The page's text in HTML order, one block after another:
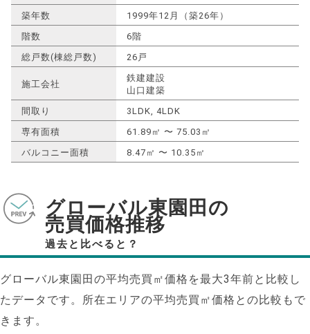
築年数
1999年12月（築26年）
階数
6階
総戸数(棟総戸数)
26戸
施工会社
鉄建建設
山口建築
間取り
3LDK, 4LDK
専有面積
61.89㎡ 〜 75.03㎡
バルコニー面積
8.47㎡ 〜 10.35㎡
グローバル東園田の
売買価格推移
過去と比べると？
グローバル東園田の平均売買㎡価格を最大3年前と比較し
たデータです。所在エリアの平均売買㎡価格との比較もで
きます。